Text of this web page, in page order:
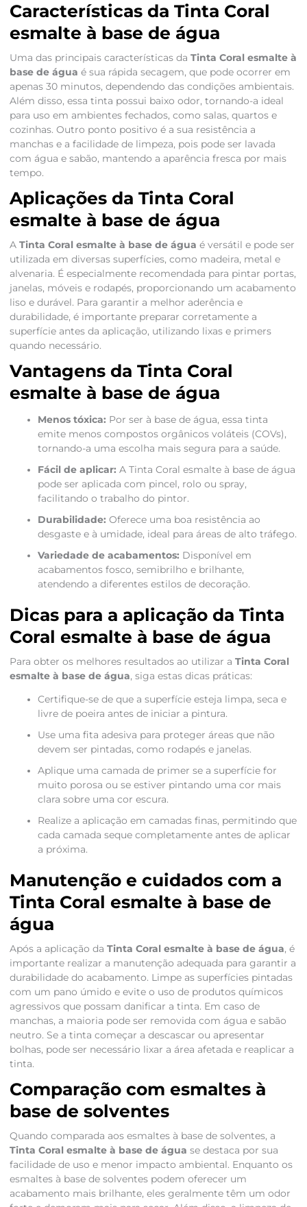
Características da Tinta Coral
esmalte à base de água
Uma das principais características da Tinta Coral esmalte à
base de água é sua rápida secagem, que pode ocorrer em
apenas 30 minutos, dependendo das condições ambientais.
Além disso, essa tinta possui baixo odor, tornando-a ideal
para uso em ambientes fechados, como salas, quartos e
cozinhas. Outro ponto positivo é a sua resistência a
manchas e a facilidade de limpeza, pois pode ser lavada
com água e sabão, mantendo a aparência fresca por mais
tempo.
Aplicações da Tinta Coral
esmalte à base de água
A Tinta Coral esmalte à base de água é versátil e pode ser
utilizada em diversas superfícies, como madeira, metal e
alvenaria. É especialmente recomendada para pintar portas,
janelas, móveis e rodapés, proporcionando um acabamento
liso e durável. Para garantir a melhor aderência e
durabilidade, é importante preparar corretamente a
superfície antes da aplicação, utilizando lixas e primers
quando necessário.
Vantagens da Tinta Coral
esmalte à base de água
Menos tóxica: Por ser à base de água, essa tinta
emite menos compostos orgânicos voláteis (COVs),
tornando-a uma escolha mais segura para a saúde.
Fácil de aplicar: A Tinta Coral esmalte à base de água
pode ser aplicada com pincel, rolo ou spray,
facilitando o trabalho do pintor.
Durabilidade: Oferece uma boa resistência ao
desgaste e à umidade, ideal para áreas de alto tráfego.
Variedade de acabamentos: Disponível em
acabamentos fosco, semibrilho e brilhante,
atendendo a diferentes estilos de decoração.
Dicas para a aplicação da Tinta
Coral esmalte à base de água
Para obter os melhores resultados ao utilizar a Tinta Coral
esmalte à base de água, siga estas dicas práticas:
Certifique-se de que a superfície esteja limpa, seca e
livre de poeira antes de iniciar a pintura.
Use uma fita adesiva para proteger áreas que não
devem ser pintadas, como rodapés e janelas.
Aplique uma camada de primer se a superfície for
muito porosa ou se estiver pintando uma cor mais
clara sobre uma cor escura.
Realize a aplicação em camadas finas, permitindo que
cada camada seque completamente antes de aplicar
a próxima.
Manutenção e cuidados com a
Tinta Coral esmalte à base de
água
Após a aplicação da Tinta Coral esmalte à base de água, é
importante realizar a manutenção adequada para garantir a
durabilidade do acabamento. Limpe as superfícies pintadas
com um pano úmido e evite o uso de produtos químicos
agressivos que possam danificar a tinta. Em caso de
manchas, a maioria pode ser removida com água e sabão
neutro. Se a tinta começar a descascar ou apresentar
bolhas, pode ser necessário lixar a área afetada e reaplicar a
tinta.
Comparação com esmaltes à
base de solventes
Quando comparada aos esmaltes à base de solventes, a
Tinta Coral esmalte à base de água se destaca por sua
facilidade de uso e menor impacto ambiental. Enquanto os
esmaltes à base de solventes podem oferecer um
acabamento mais brilhante, eles geralmente têm um odor